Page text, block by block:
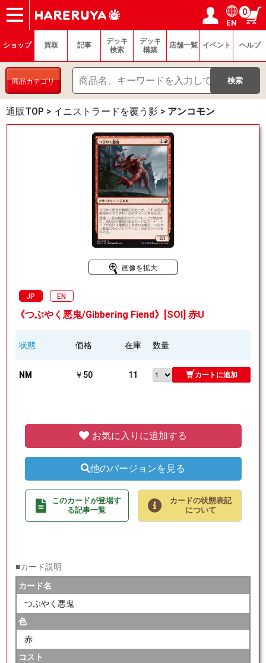
ショップ
買取
記事
デッキ検索
デッキ構築
選手一覧
店舗一覧
イベント
ヘルプ
お問い合わせ ログイン／会員登録
マイページ
EN
0
ショップ 買取 記事
デッキ
検索
デッキ
構築
店舗一覧 イベント ヘルプ
商品カテゴリ
通販TOP > イニストラードを覆う影 > アンコモン
画像を拡大
JP EN
《つぶやく悪鬼/Gibbering Fiend》[SOI] 赤U
状態 価格 在庫 数量
NM ￥50 11 カートに追加
お気に入りに追加する
他のバージョンを見る
このカードが登場す
る記事一覧
カードの状態表記
について
■カード説明
カード名
つぶやく悪鬼
色
赤
コスト